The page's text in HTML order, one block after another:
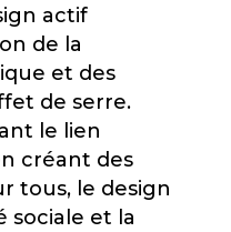
actif
de la
et des
de serre.
le lien
créant des
tous, le design
sociale et la